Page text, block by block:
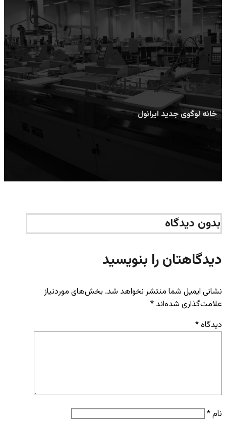
لوگوی جدید ایرانول
خانهلوگوی جدید ایرانول
بدون دیدگاه
دیدگاهتان را بنویسید
نشانی ایمیل شما منتشر نخواهد شد. بخش‌های موردنیاز
علامت‌گذاری شده‌اند *
دیدگاه*
نام*